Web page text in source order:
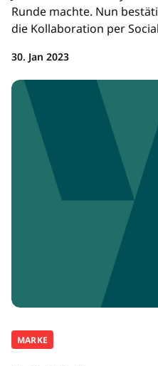
Runde machte. Nun
die Kollaboration per
30. Jan 2023
MARKE